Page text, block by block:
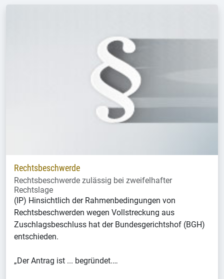
Rechtsbeschwerde
Rechtsbeschwerde zulässig bei zweifelhafter
Rechtslage
(IP) Hinsichtlich der Rahmenbedingungen von
Rechtsbeschwerden wegen Vollstreckung aus
Zuschlagsbeschluss hat der Bundesgerichtshof (BGH)
entschieden.
„Der Antrag ist ... begründet.…